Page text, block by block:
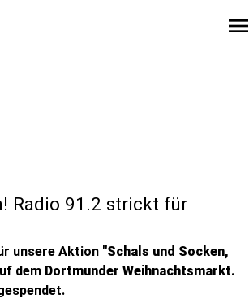
menu
Radio 91.2 strickt für
unsere Aktion "Schals und Socken,
dem Dortmunder Weihnachtsmarkt.